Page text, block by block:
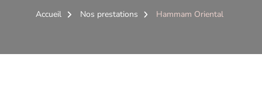
Accueil Nos prestations Hammam Oriental